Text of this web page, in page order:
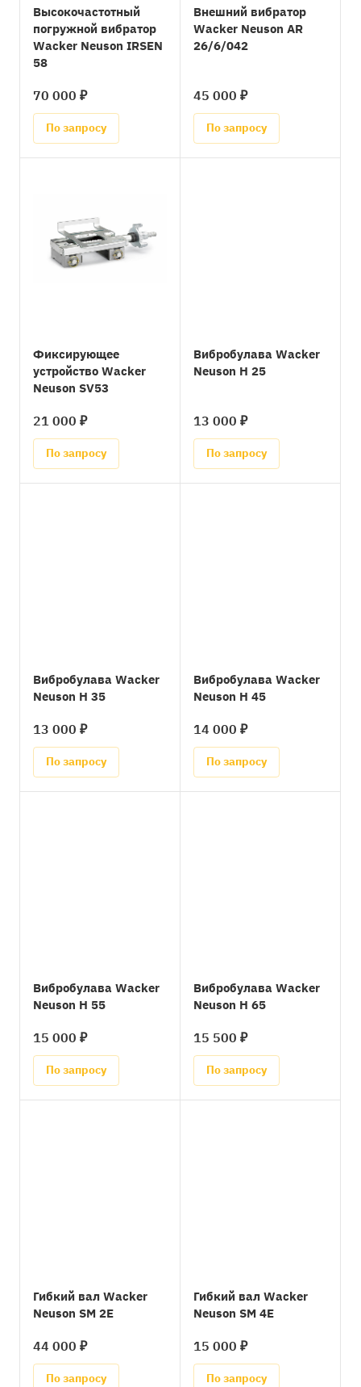
Высокочастотный
погружной вибратор
Wacker Neuson IRSEN
58
70 000 ₽
По запросу
Внешний вибратор
Wacker Neuson AR
26/6/042
45 000 ₽
По запросу
Фиксирующее
устройство Wacker
Neuson SV53
21 000 ₽
По запросу
Вибробулава Wacker
Neuson H 25
13 000 ₽
По запросу
Вибробулава Wacker
Neuson H 35
13 000 ₽
По запросу
Вибробулава Wacker
Neuson H 45
14 000 ₽
По запросу
Вибробулава Wacker
Neuson H 55
15 000 ₽
По запросу
Вибробулава Wacker
Neuson H 65
15 500 ₽
По запросу
Гибкий вал Wacker
Neuson SM 2E
44 000 ₽
По запросу
Гибкий вал Wacker
Neuson SM 4E
15 000 ₽
По запросу